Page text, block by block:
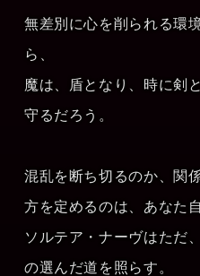
無差別に心を削られる環
ら、
魔は、盾となり、時に剣
守るだろう。
混乱を断ち切るのか、関
方を定めるのは、あなた自
ソルテア・ナーヴはただ
の選んだ道を照らす。